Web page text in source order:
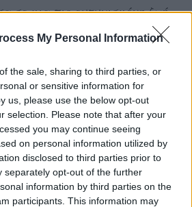
My Personal Information
the sale, sharing to third parties, or
or sensitive information for
us, please use the below opt-out
selection. Please note that after your
you may continue seeing
on personal information utilized by
disclosed to third parties prior to
separately opt-out of the further
information by third parties on the
participants. This information may
σε μια πιο ευτυχισμένη ζωή,
παγίδα του παραδόξου της
μπορεί να αποτύχει,
την αίσθηση της
σε εργασίες που έχουν
πνευματικής
το σώμα μας τακτικά και
(σωματική ευεξία),
(διανοητική ευεξία),